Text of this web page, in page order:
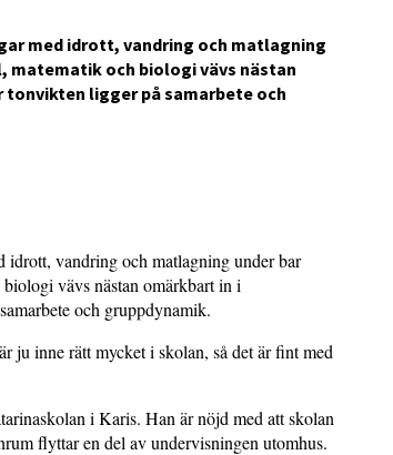
med idrott, vandring och matlagning
matematik och biologi vävs nästan
ligger på samarbete och
idrott, vandring och matlagning under bar
vävs nästan omärkbart in i
och gruppdynamik.
ju inne rätt mycket i skolan, så det är fint med
i Karis. Han är nöjd med att skolan
flyttar en del av undervisningen utomhus.